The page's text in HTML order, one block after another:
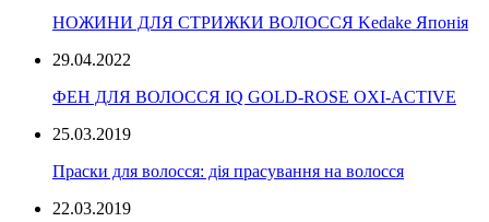
НОЖИНИ ДЛЯ СТРИЖКИ ВОЛОССЯ Kedake Японія
29.04.2022
ФЕН ДЛЯ ВОЛОССЯ IQ GOLD-ROSE OXI-ACTIVE
25.03.2019
Праски для волосся: дія прасування на волосся
22.03.2019